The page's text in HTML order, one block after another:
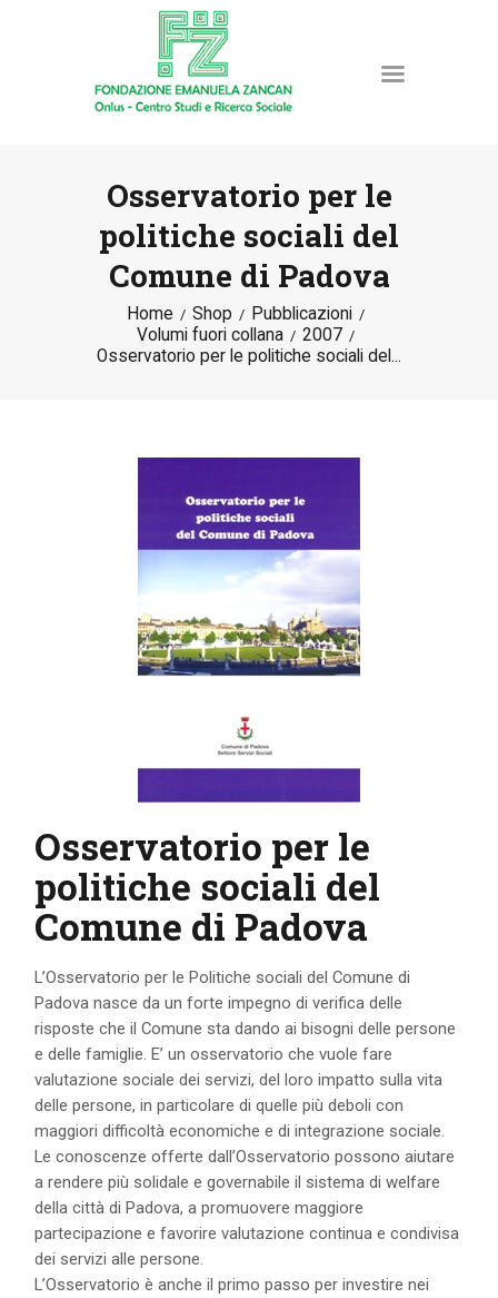
Osservatorio per le
politiche sociali del
Comune di Padova
Home Shop
Pubblicazioni
Volumi fuori collana
2007
Osservatorio per le politiche sociali del...
HOME
LA FONDAZIONE
ATTIVITÀ E PROGETTI
PUBBLICAZIONI
IL MIO ACCOUNT
CARRELLO
Osservatorio per le
politiche sociali del
Comune di Padova
L’Osservatorio per le Politiche sociali del Comune di
Padova nasce da un forte impegno di verifica delle
risposte che il Comune sta dando ai bisogni delle persone
e delle famiglie. E’ un osservatorio che vuole fare
valutazione sociale dei servizi, del loro impatto sulla vita
delle persone, in particolare di quelle più deboli con
maggiori difficoltà economiche e di integrazione sociale.
Le conoscenze offerte dall’Osservatorio possono aiutare
a rendere più solidale e governabile il sistema di welfare
della città di Padova, a promuovere maggiore
partecipazione e favorire valutazione continua e condivisa
dei servizi alle persone.
L’Osservatorio è anche il primo passo per investire nei